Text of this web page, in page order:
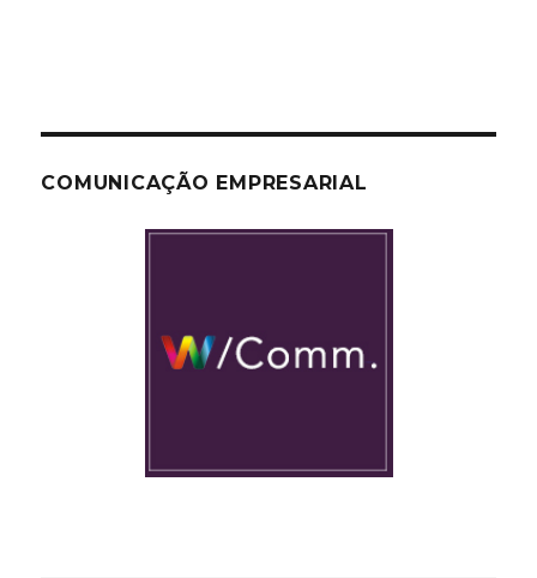
COMUNICAÇÃO EMPRESARIAL